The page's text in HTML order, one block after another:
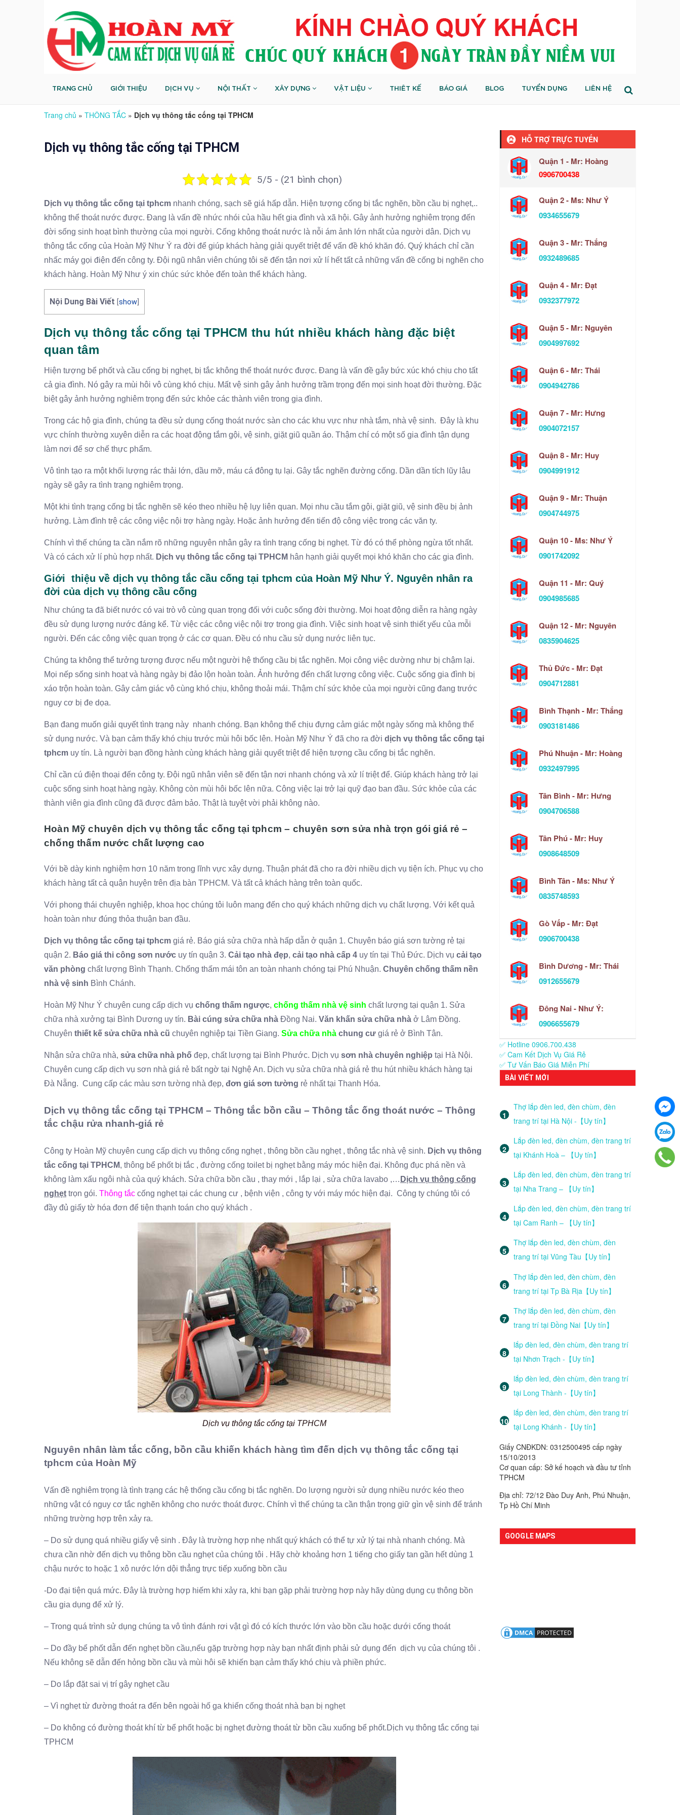
TRANG CHỦ GIỚI THIỆU DỊCH VỤ NỘI THẤT XÂY DỰNG VẬT LIỆU THIÊT KẾ BÁO GIÁ BLOG TUYỂN DỤNG LIÊN HỆ
Trang chủ » THÔNG TẮC » Dịch vụ thông tắc cống tại TPHCM
Dịch vụ thông tắc cống tại TPHCM
5/5 - (21 bình chọn)
Dịch vụ thông tắc cống tại tphcm nhanh chóng, sạch sẽ giá hấp dẫn. Hiện tượng cống bị tắc nghẽn, bồn cầu bị nghẹt,..
không thể thoát nước được. Đang là vấn đề nhức nhói của hầu hết gia đình và xã hội. Gây ảnh hưởng nghiêm trọng đến
đời sống sinh hoạt bình thường của mọi người. Cống không thoát nước là nỗi ám ảnh lớn nhất của người dân. Dịch vụ
thông tắc cống của Hoàn Mỹ Như Ý ra đời để giúp khách hàng giải quyết triệt để vấn đề khó khăn đó. Quý khách chỉ cần
nhấc máy gọi điện đến công ty. Đội ngũ nhân viên chúng tôi sẽ đến tận nơi xử lí hết tất cả những vấn đề cống bị nghẽn cho
khách hàng. Hoàn Mỹ Như ý xin chúc sức khỏe đến toàn thể khách hàng.
Nội Dung Bài Viết show
Dịch vụ thông tắc cống tại TPHCM thu hút nhiều khách hàng đặc biệt
quan tâm
Hiện tượng bể phốt và cầu cống bị nghẹt, bị tắc không thể thoát nước được. Đang là vấn đề gây bức xúc khó chịu cho tất
cả gia đình. Nó gây ra mùi hôi vô cùng khó chịu. Mất vệ sinh gây ảnh hưởng trầm trọng đến mọi sinh hoạt đời thường. Đặc
biệt gây ảnh hưởng nghiêm trọng đến sức khỏe các thành viên trong gia đình.
Trong các hộ gia đình, chúng ta đều sử dụng cống thoát nước sàn cho các khu vực như nhà tắm, nhà vệ sinh. Đây là khu
vực chính thường xuyên diễn ra các hoạt động tắm gội, vệ sinh, giặt giũ quần áo. Thậm chí có một số gia đình tận dụng
làm nơi để sơ chế thực phẩm.
Vô tình tạo ra một khối lượng rác thải lớn, dầu mỡ, máu cá đông tụ lại. Gây tắc nghẽn đường cống. Dần dần tích lũy lâu
ngày sẽ gây ra tình trạng nghiêm trọng.
Một khi tình trạng cống bị tắc nghẽn sẽ kéo theo nhiều hệ lụy liên quan. Mọi nhu cầu tắm gội, giặt giũ, vệ sinh đều bị ảnh
hưởng. Làm đình trệ các công việc nội trợ hàng ngày. Hoặc ảnh hưởng đến tiến độ công việc trong các văn ty.
Chính vì thế chúng ta cần nắm rõ những nguyên nhân gây ra tình trạng cống bị nghẹt. Từ đó có thể phòng ngừa tốt nhất.
Và có cách xử lí phù hợp nhất. Dịch vụ thông tắc cống tại TPHCM hân hạnh giải quyết mọi khó khăn cho các gia đình.
Giới thiệu về dịch vụ thông tắc cầu cống tại tphcm của Hoàn Mỹ Như Ý. Nguyên nhân ra
đời của dịch vụ thông cầu cống
Như chúng ta đã biết nước có vai trò vô cùng quan trọng đối với cuộc sống đời thường. Mọi hoạt động diễn ra hàng ngày
đều sử dụng lượng nước đáng kể. Từ việc các công việc nội trợ trong gia đình. Việc sinh hoạt vệ sinh thiết yếu của mỗi
người. Đến các công việc quan trọng ở các cơ quan. Đều có nhu cầu sử dụng nước liên tục.
Chúng ta không thể tưởng tượng được nếu một người hệ thống cầu bị tắc nghẽn. Mọi công việc dường như bị chậm lại.
Mọi nếp sống sinh hoạt và hàng ngày bị đảo lộn hoàn toàn. Ảnh hưởng đến chất lượng công việc. Cuộc sống gia đình bị
xáo trộn hoàn toàn. Gây cảm giác vô cùng khó chịu, không thoải mái. Thậm chí sức khỏe của mọi người cũng đang trước
nguy cơ bị đe dọa.
Bạn đang muốn giải quyết tình trạng này nhanh chóng. Bạn không thể chịu đựng cảm giác một ngày sống mà không thể
sử dụng nước. Và bạn cảm thấy khó chịu trước mùi hôi bốc lên. Hoàn Mỹ Như Ý đã cho ra đời dịch vụ thông tắc cống tại
tphcm uy tín. Là người bạn đồng hành cùng khách hàng giải quyết triệt để hiện tượng cầu cống bị tắc nghẽn.
Chỉ cần cú điện thoại đến công ty. Đội ngũ nhân viên sẽ đến tận nơi nhanh chóng và xử lí triệt để. Giúp khách hàng trở lại
cuộc sống sinh hoạt hàng ngày. Không còn mùi hôi bốc lên nữa. Công việc lại trở lại quỹ đạo ban đầu. Sức khỏe của các
thành viên gia đình cũng đã được đảm bảo. Thật là tuyệt vời phải không nào.
Hoàn Mỹ chuyên dịch vụ thông tắc cống tại tphcm – chuyên sơn sửa nhà trọn gói giá rẻ –
chống thấm nước chất lượng cao
Với bề dày kinh nghiệm hơn 10 năm trong lĩnh vực xây dựng. Thuận phát đã cho ra đời nhiều dịch vụ tiện ích. Phục vụ cho
khách hàng tất cả quận huyện trên địa bàn TPHCM. Và tất cả khách hàng trên toàn quốc.
Với phong thái chuyên nghiệp, khoa học chúng tôi luôn mang đến cho quý khách những dịch vụ chất lượng. Với kết quả
hoàn toàn như đúng thỏa thuận ban đầu.
Dịch vụ thông tắc cống tại tphcm giá rẻ. Báo giá sửa chữa nhà hấp dẫn ở quận 1. Chuyên báo giá sơn tường rẻ tại
quận 2. Báo giá thi công sơn nước uy tín quận 3. Cải tạo nhà đẹp, cải tạo nhà cấp 4 uy tín tại Thủ Đức. Dịch vụ cải tạo
văn phòng chất lượng Bình Thạnh. Chống thấm mái tôn an toàn nhanh chóng tại Phú Nhuận. Chuyên chống thấm nền
nhà vệ sinh Bình Chánh.
Hoàn Mỹ Như Ý chuyên cung cấp dịch vụ chống thấm ngược, chống thấm nhà vệ sinh chất lượng tại quận 1. Sửa
chữa nhà xưởng tại Bình Dương uy tín. Bài cúng sửa chữa nhà Đồng Nai. Văn khấn sửa chữa nhà ở Lâm Đồng.
Chuyên thiết kế sửa chữa nhà cũ chuyên nghiệp tại Tiền Giang. Sửa chữa nhà chung cư giá rẻ ở Bình Tân.
Nhận sửa chữa nhà, sửa chữa nhà phố đẹp, chất lượng tại Bình Phước. Dịch vụ sơn nhà chuyên nghiệp tại Hà Nội.
Chuyên cung cấp dịch vụ sơn nhà giá rẻ bất ngờ tại Nghệ An. Dịch vụ sửa chữa nhà giá rẻ thu hút nhiều khách hàng tại
Đà Nẵng. Cung cấp các màu sơn tường nhà đẹp, đơn giá sơn tường rẻ nhất tại Thanh Hóa.
Dịch vụ thông tắc cống tại TPHCM – Thông tắc bồn cầu – Thông tắc ống thoát nước – Thông
tắc chậu rửa nhanh-giá rẻ
Công ty Hoàn Mỹ chuyên cung cấp dịch vụ thông cống nghẹt , thông bồn cầu nghẹt , thông tắc nhà vệ sinh. Dịch vụ thông
tắc cống tại TPHCM, thông bể phốt bị tắc , đường cống toilet bị nghẹt bằng máy móc hiện đại. Không đục phá nền và
không làm xấu ngôi nhà của quý khách. Sửa chữa bồn cầu , thay mới , lắp lại , sửa chữa lavabo ,… Dịch vụ thông cống
nghẹt trọn gói. Thông tắc cống nghẹt tại các chung cư , bệnh viện , công ty với máy móc hiện đại. Công ty chúng tôi có
đầy đủ giấy tờ hóa đơn để tiện thạnh toán cho quý khách .
Dịch vụ thông tắc cống tại TPHCM
Nguyên nhân làm tắc cống, bồn cầu khiến khách hàng tìm đến dịch vụ thông tắc cống tại
tphcm của Hoàn Mỹ
Vấn đề nghiêm trọng là tình trạng các hệ thống cầu cống bị tắc nghẽn. Do lượng người sử dụng nhiều nước kéo theo
những vật có nguy cơ tắc nghẽn không cho nước thoát được. Chính vì thế chúng ta cần thận trọng giữ gìn vệ sinh để tránh
những trường hợp trên xảy ra.
– Do sử dụng quá nhiều giấy vệ sinh . Đây là trường hợp nhẹ nhất quý khách có thể tự xử lý tại nhà nhanh chóng. Mà
chưa cần nhờ đến dịch vụ thông bồn cầu nghẹt của chúng tôi . Hãy chờ khoảng hơn 1 tiếng cho giấy tan gần hết dùng 1
chậu nước to hoặc 1 xô nước lớn dội thẳng trực tiếp xuống bồn cầu
-Do đại tiện quá mức. Đây là trường hợp hiếm khi xảy ra, khi bạn gặp phải trường hợp này hãy dùng dụng cụ thông bồn
cầu gia dụng để xử lý.
– Trong quá trình sử dụng chúng ta vô tình đánh rơi vật gì đó có kích thước lớn vào bồn cầu hoặc dưới cống thoát
– Do đầy bể phốt dẫn đến nghẹt bồn cầu,nếu gặp trường hợp này bạn nhất định phải sử dụng đến dịch vụ của chúng tôi .
Nếu không sẽ dẫn đến hỏng bồn cầu và mùi hôi sẽ khiến bạn cảm thấy khó chịu và phiền phức.
– Do lắp đặt sai vị trí gây nghẹt cầu
– Vì nghẹt từ đường thoát ra đến bên ngoài hố ga khiến cống thoát nhà bạn bị nghẹt
– Do không có đường thoát khí từ bể phốt hoặc bị nghẹt đường thoát từ bồn cầu xuống bể phốt.Dịch vụ thông tắc cống tại
TPHCM
HỖ TRỢ TRỰC TUYẾN
Quận 1 - Mr: Hoàng
0906700438
Quận 2 - Ms: Như Ý
0934655679
Quận 3 - Mr: Thắng
0932489685
Quận 4 - Mr: Đạt
0932377972
Quận 5 - Mr: Nguyên
0904997692
Quận 6 - Mr: Thái
0904942786
Quận 7 - Mr: Hưng
0904072157
Quận 8 - Mr: Huy
0904991912
Quận 9 - Mr: Thuận
0904744975
Quận 10 - Ms: Như Ý
0901742092
Quận 11 - Mr: Quý
0904985685
Quận 12 - Mr: Nguyên
0835904625
Thủ Đức - Mr: Đạt
0904712881
Bình Thạnh - Mr: Thắng
0903181486
Phú Nhuận - Mr: Hoàng
0932497995
Tân Bình - Mr: Hưng
0904706588
Tân Phú - Mr: Huy
0908648509
Bình Tân - Ms: Như Ý
0835748593
Gò Vấp - Mr: Đạt
0906700438
Bình Dương - Mr: Thái
0912655679
Đông Nai - Như Ý:
0906655679
✅ Hotline 0906.700.438
✅ Cam Kết Dịch Vụ Giá Rẻ
✅ Tư Vấn Báo Giá Miễn Phí
BÀI VIẾT MỚI
Thợ lắp đèn led, đèn chùm, đèn
trang trí tại Hà Nội -【Uy tín】
Lắp đèn led, đèn chùm, đèn trang trí
tại Khánh Hoà – 【Uy tín】
Lắp đèn led, đèn chùm, đèn trang trí
tại Nha Trang – 【Uy tín】
Lắp đèn led, đèn chùm, đèn trang trí
tại Cam Ranh – 【Uy tín】
Thợ lắp đèn led, đèn chùm, đèn
trang trí tại Vũng Tàu【Uy tín】
Thợ lắp đèn led, đèn chùm, đèn
trang trí tại Tp Bà Rịa【Uy tín】
Thợ lắp đèn led, đèn chùm, đèn
trang trí tại Đồng Nai【Uy tín】
lắp đèn led, đèn chùm, đèn trang trí
tại Nhơn Trạch -【Uy tín】
lắp đèn led, đèn chùm, đèn trang trí
tại Long Thành -【Uy tín】
lắp đèn led, đèn chùm, đèn trang trí
tại Long Khánh -【Uy tín】
Giấy CNĐKDN: 0312500495 cấp ngày
15/10/2013
Cơ quan cấp: Sở kế hoạch và đầu tư tỉnh
TPHCM
Địa chỉ: 72/12 Đào Duy Anh, Phú Nhuận,
Tp Hồ Chí Minh
GOOGLE MAPS